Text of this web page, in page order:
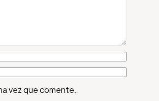
vez que comente.